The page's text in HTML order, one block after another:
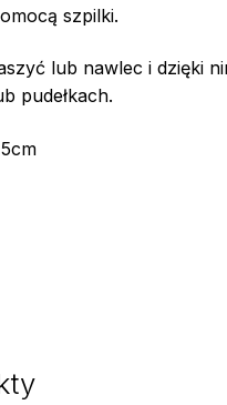
szpilki.
lub nawlec i dzięki
pudełkach.